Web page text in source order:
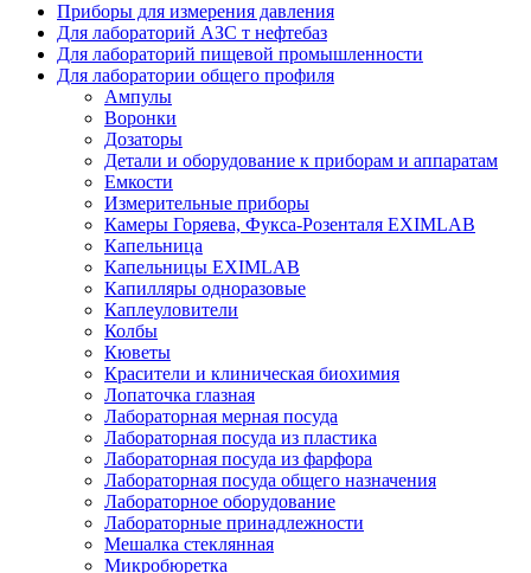
Приборы для измерения давления
Для лабораторий АЗС т нефтебаз
Для лабораторий пищевой промышленности
Для лаборатории общего профиля
Ампулы
Воронки
Дозаторы
Детали и оборудование к приборам и аппаратам
Емкости
Измерительные приборы
Камеры Горяева, Фукса-Розенталя EXIMLAB
Капельница
Капельницы EXIMLAB
Капилляры одноразовые
Каплеуловители
Колбы
Кюветы
Красители и клиническая биохимия
Лопаточка глазная
Лабораторная мерная посуда
Лабораторная посуда из пластика
Лабораторная посуда из фарфора
Лабораторная посуда общего назначения
Лабораторное оборудование
Лабораторные принадлежности
Мешалка стеклянная
Микробюретка